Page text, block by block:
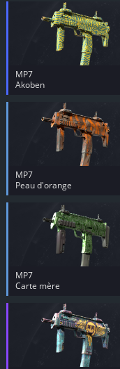
MP7
Akoben
MP7
Peau d'orange
MP7
Carte mère